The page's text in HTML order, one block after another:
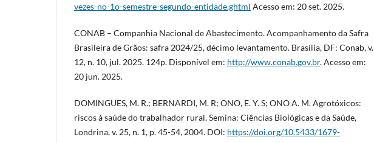
vezes-no-1o-semestre-segundo-entidade.ghtml Acesso em: 20 set. 2025.
CONAB – Companhia Nacional de Abastecimento. Acompanhamento da Safra
Brasileira de Grãos: safra 2024/25, décimo levantamento. Brasília, DF: Conab, v.
12, n. 10, jul. 2025. 124p. Disponível em: http://www.conab.gov.br. Acesso em:
20 jun. 2025.
DOMINGUES, M. R.; BERNARDI, M. R; ONO, E. Y. S; ONO A. M. Agrotóxicos:
riscos à saúde do trabalhador rural. Semina: Ciências Biológicas e da Saúde,
Londrina, v. 25, n. 1, p. 45-54, 2004. DOI: https://doi.org/10.5433/1679-